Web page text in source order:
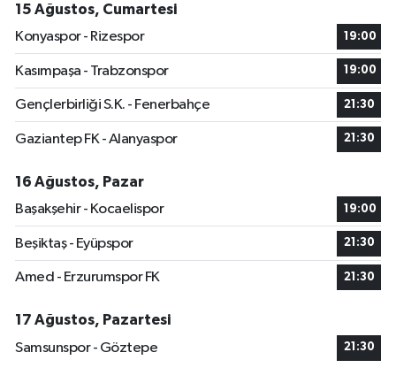
15 Ağustos, Cumartesi
Konyaspor - Rizespor
19:00
Kasımpaşa - Trabzonspor 19:00
Gençlerbirliği S.K. - Fenerbahçe 21:30
Gaziantep FK - Alanyaspor 21:30
16 Ağustos, Pazar
Başakşehir - Kocaelispor
19:00
Beşiktaş - Eyüpspor 21:30
Amed - Erzurumspor FK 21:30
17 Ağustos, Pazartesi
Samsunspor - Göztepe
21:30